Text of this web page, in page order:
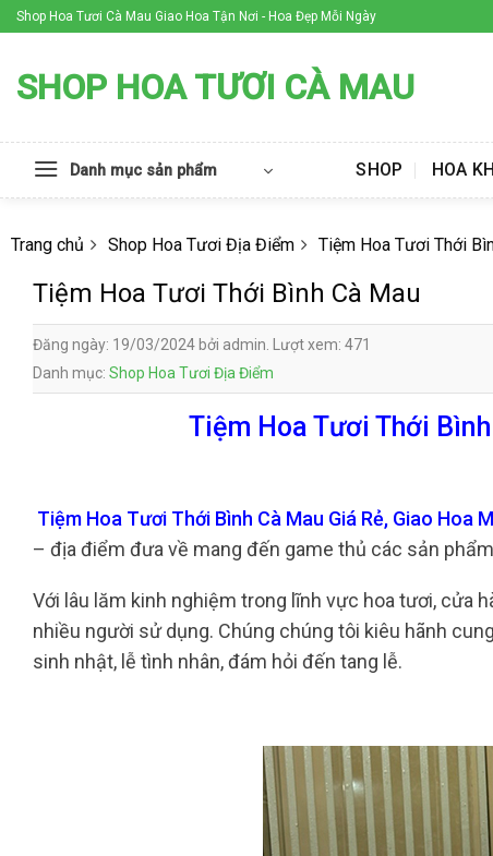
Skip
to
Shop Hoa Tươi Cà Mau Giao Hoa Tận Nơi - Hoa Đẹp Mỗi Ngày
SHOP HOA TƯƠI CÀ MAU
Danh mục sản phẩm SHOP HOA
Trang chủ Shop Hoa Tươi Địa Điểm Tiệm Hoa Tươi Thới
Tiệm Hoa Tươi Thới Bình Cà Mau
Đăng ngày: 19/03/2024 bởi admin. Lượt xem: 471
Danh mục: Shop Hoa Tươi Địa Điểm
Tiệm Hoa Tươi Thới
Tiệm Hoa Tươi Thới Bình Cà Mau Giá Rẻ, Giao Hoa
– địa điểm đưa về mang đến game thủ các sản
Với lâu lăm kinh nghiệm trong lĩnh vực hoa tươi, cửa
nhiều người sử dụng. Chúng chúng tôi kiêu hãnh
sinh nhật, lễ tình nhân, đám hỏi đến tang lễ.